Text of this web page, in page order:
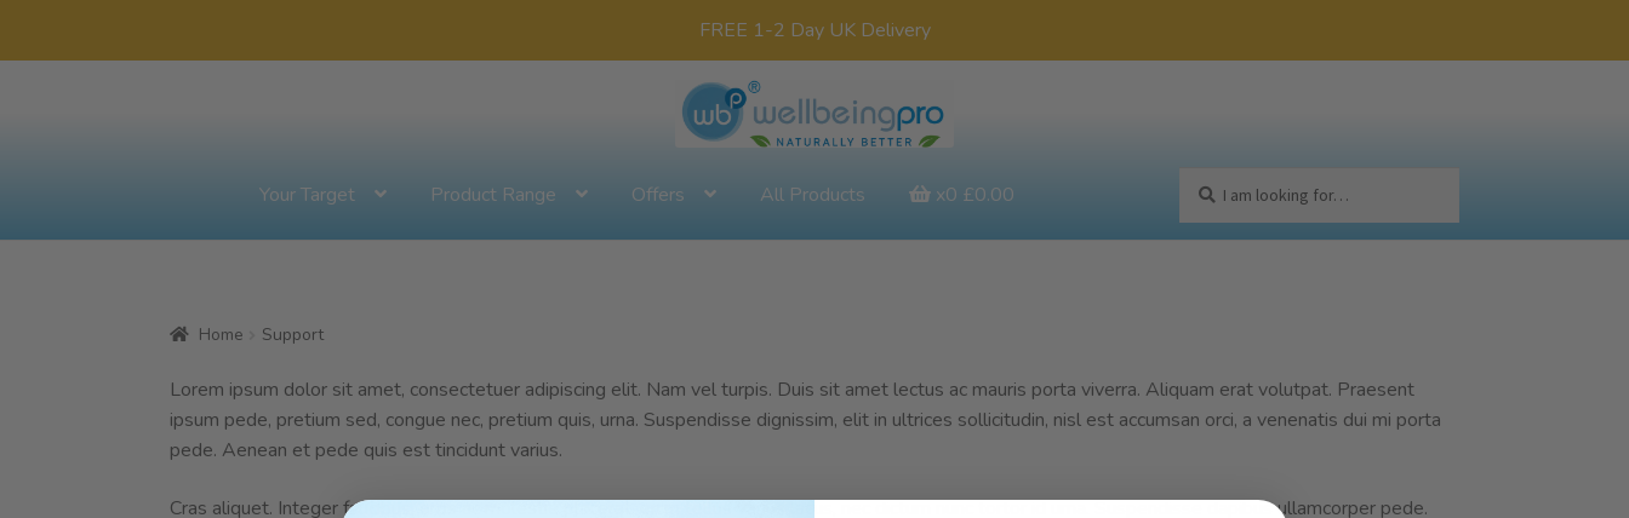
FREE 1-2 Day UK Delivery
Your Target Product Range Offers All Products x0 £0.00
for:
Home Support
Lorem ipsum dolor sit amet, consectetuer adipiscing elit. Nam vel turpis. Duis sit amet lectus ac mauris porta viverra. Aliquam erat volutpat. Praesent
ipsum pede, pretium sed, congue nec, pretium quis, urna. Suspendisse dignissim, elit in ultrices sollicitudin, nisl est accumsan orci, a venenatis dui mi porta
pede. Aenean et pede quis est tincidunt varius.
Cras aliquet. Integer faucibus, eros ac molestie placerat, enim tellus varius lacus, nec dictum nunc tortor id urna. Suspendisse dapibus ullamcorper pede.